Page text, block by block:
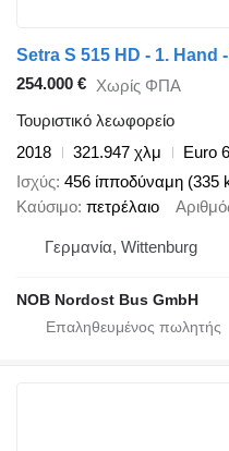
Setra S 515 HD - 1. Hand
254.000 € Χωρίς ΦΠΑ
Τουριστικό λεωφορείο
2018
321.947 χλμ
Euro 6
Ισχύς 456 ίπποδύναμη (335
Καύσιμο πετρέλαιο
Γερμανία, Wittenburg
NOB Nordost Bus GmbH